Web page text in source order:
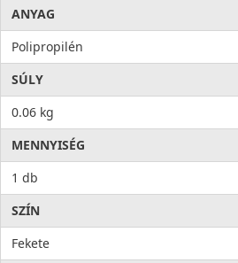
ANYAG
Polipropilén
SÚLY
0.06 kg
MENNYISÉG
1 db
SZÍN
Fekete